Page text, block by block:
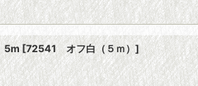
5m [72541 オフ白（５ｍ）]